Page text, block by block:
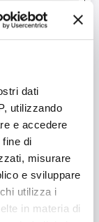
dati
utilizzando
e accedere
di
misurare
e sviluppare
utilizza i
in materia di
2 anni
che
visita
2 anni
la
1 giorno